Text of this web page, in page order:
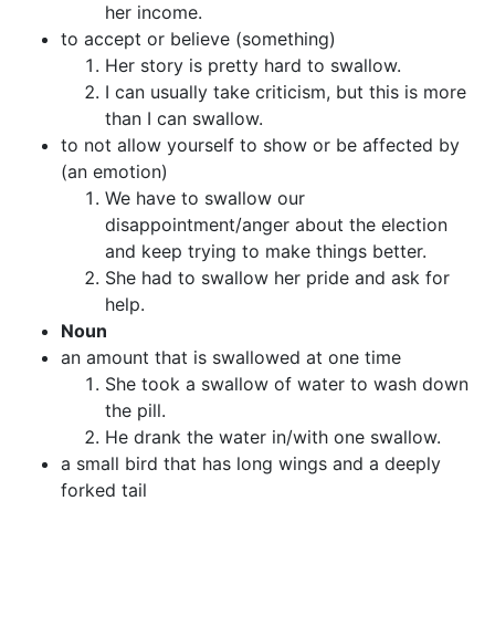
her income.
to accept or believe (something)
Her story is pretty hard to swallow.
I can usually take criticism, but this is more
than I can swallow.
to not allow yourself to show or be affected by
(an emotion)
We have to swallow our
disappointment/anger about the election
and keep trying to make things better.
She had to swallow her pride and ask for
help.
Noun
an amount that is swallowed at one time
She took a swallow of water to wash down
the pill.
He drank the water in/with one swallow.
a small bird that has long wings and a deeply
forked tail